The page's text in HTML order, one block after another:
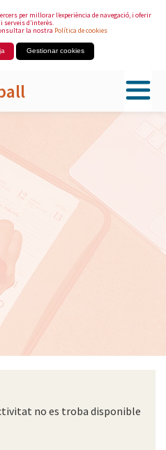
per millorar l’experiència de navegació, i oferir
d’interès.
la nostra Política de cookies
Gestionar cookies
no es troba disponible